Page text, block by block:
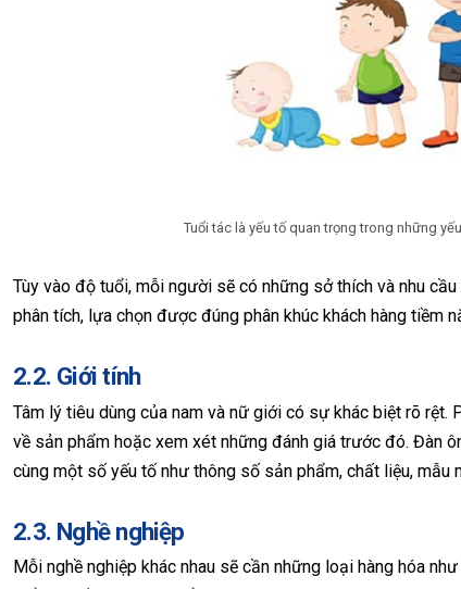
Tuổi tác là yếu tố quan trọng trong những
Tùy vào độ tuổi, mỗi người sẽ có những sở thích và nhu
phân tích, lựa chọn được đúng phân khúc khách hàng tiềm
2.2. Giới tính
Tâm lý tiêu dùng của nam và nữ giới có sự khác biệt rõ
về sản phẩm hoặc xem xét những đánh giá trước đó. Đàn
cùng một số yếu tố như thông số sản phẩm, chất liệu, mẫu
2.3. Nghề nghiệp
Mỗi nghề nghiệp khác nhau sẽ cần những loại hàng hóa